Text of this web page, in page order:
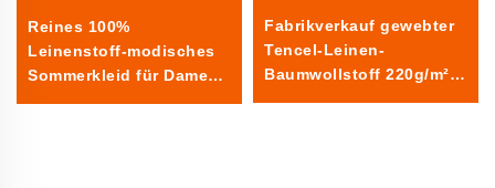
Reines 100%
Leinenstoff-modisches
Sommerkleid für Damen
Fabrikverkauf gewebter
Tencel-Leinen-
Baumwollstoff 220g/m²
für Tücher für